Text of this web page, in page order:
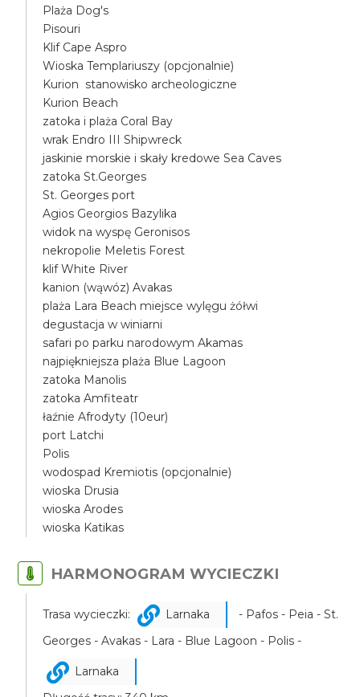
Plaża Dog's
Pisouri
Klif Cape Aspro
Wioska Templariuszy (opcjonalnie)
Kurion stanowisko archeologiczne
Kurion Beach
zatoka i plaża Coral Bay
wrak Endro III Shipwreck
jaskinie morskie i skały kredowe Sea Caves
zatoka St.Georges
St. Georges port
Agios Georgios Bazylika
widok na wyspę Geronisos
nekropolie Meletis Forest
klif White River
kanion (wąwóz) Avakas
plaża Lara Beach miejsce wylęgu żółwi
degustacja w winiarni
safari po parku narodowym Akamas
najpiękniejsza plaża Blue Lagoon
zatoka Manolis
zatoka Amfiteatr
łaźnie Afrodyty (10eur)
port Latchi
Polis
wodospad Kremiotis (opcjonalnie)
wioska Drusia
wioska Arodes
wioska Katikas
HARMONOGRAM WYCIECZKI
Trasa wycieczki: Larnaka
- Pafos - Peia - St.
Georges - Avakas - Lara - Blue Lagoon - Polis -
Larnaka